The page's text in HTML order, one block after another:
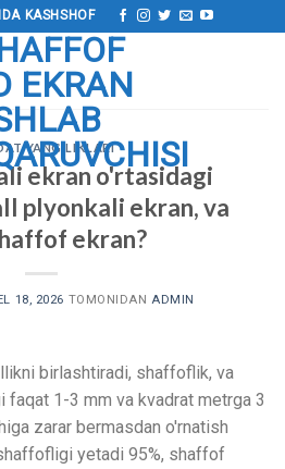
KASHSHOF
YANGILIKLARI
ekran o'rtasidagi
plyonkali ekran, va
ekran?
18, 2026 TOMONIDAN ADMIN
birlashtiradi, shaffoflik, va
1-3 mm va kvadrat metrga 3
zarar bermasdan o'rnatish
yetadi 95%, shaffof